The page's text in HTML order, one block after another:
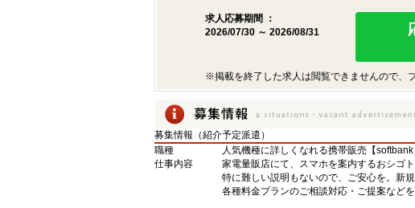
求人応募期間 ：
2026/07/30 ～ 2026/08/31
※掲載を終了した求人は閲覧できませんので、
募集情報（紹介予定派遣）
職種
人気機種に詳しくなれる携帯販売【softbank
仕事内容
家電量販店にて、スマホを案内するおシゴ
特に難しい説明もないので、ご安心を。新規
各種料金プランのご相談対応・ご提案などを